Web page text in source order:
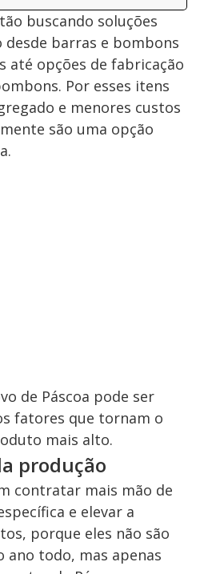
buscando soluções
desde barras e bombons
até opções de fabricação
Por esses itens
e menores custos
são uma opção
de Páscoa pode ser
fatores que tornam o
mais alto.
produção
contratar mais mão de
e elevar a
porque eles não são
todo, mas apenas